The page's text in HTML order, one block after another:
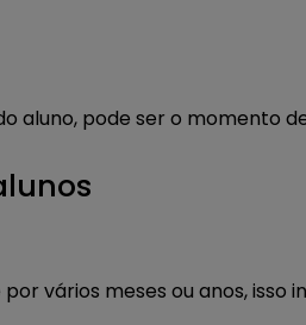
aluno, pode ser o momento
vários meses ou anos, isso